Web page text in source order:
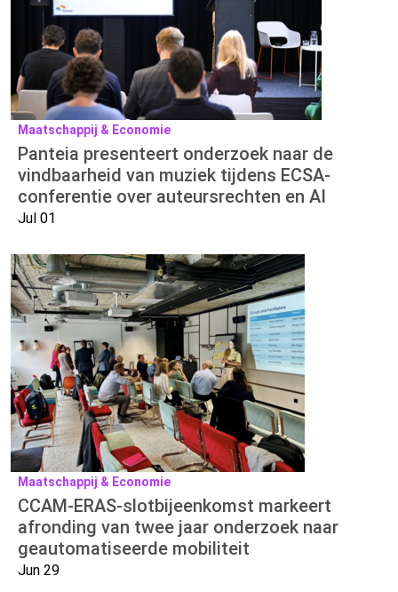
Maatschappij & Economie
Panteia presenteert onderzoek naar de
vindbaarheid van muziek tijdens ECSA-
conferentie over auteursrechten en AI
Jul 01
Maatschappij & Economie
​​​​​​​CCAM-ERAS-slotbijeenkomst markeert
afronding van twee jaar onderzoek naar
geautomatiseerde mobiliteit
Jun 29